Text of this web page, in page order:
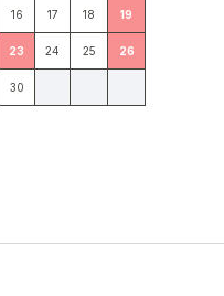
16 17 18 19
23 24 25 26
30